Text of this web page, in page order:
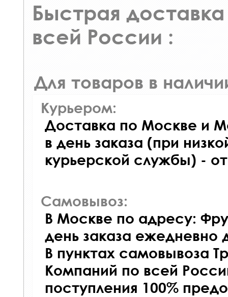
Быстрая доставка
всей России :
Для товаров в
Курьером:
Доставка по Москве и
в день заказа (при
курьерской службы) -
Самовывоз:
В Москве по адресу:
день заказа ежедневно
В пунктах самовывоза
Компаний по всей
поступления 100%